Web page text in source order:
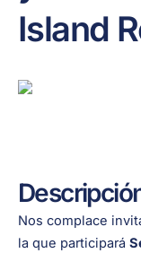
Island
Nos complace
la que participará